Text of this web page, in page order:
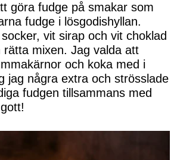
göra fudge på smakar som
fudge i lösgodishyllan.
vit sirap och vit choklad
rätta mixen. Jag valda att
och koka med i
jag några extra och strösslade
fudgen tillsammans med